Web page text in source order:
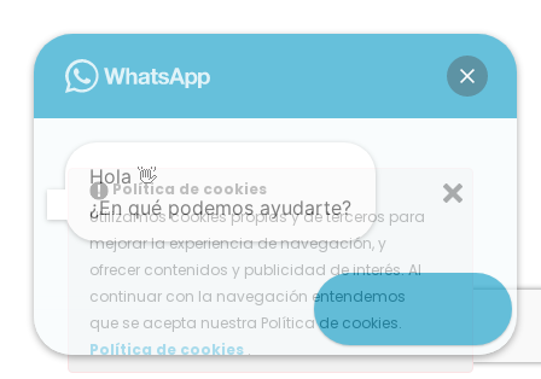
Hola 👋
¿En qué podemos ayudarte?
Abrir chat
Política de cookies
Utilizamos cookies propias y de terceros para
mejorar la experiencia de navegación, y
ofrecer contenidos y publicidad de interés. Al
continuar con la navegación entendemos
que se acepta nuestra Política de cookies.
Política de cookies .